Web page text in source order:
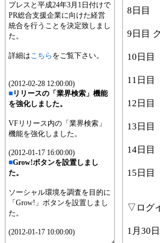
プレスと平成24年3月1日付けで
PR総合支援企業に向けた経営
統合を行うことを決定致しまし
た。
詳細はこちら をご覧下さい。
(2012-02-28 12:00:00)
■リリースの「業界検索」機能
を強化しました。
VFリリース内の「業界検索」
機能を強化しました。
(2012-01-17 16:00:00)
■Grow!ボタンを設置しまし
た。
ソーシャル環境を調査を目的に
「Grow!」ボタンを設置しまし
た。
(2012-01-17 10:00:00)
8日目
9日目
10日目
11日目
12日目
13日目
14日目
15日目
▽ログ
1月30